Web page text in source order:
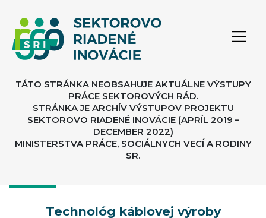
TÁTO STRÁNKA NEOBSAHUJE AKTUÁLNE VÝSTUPY
PRÁCE SEKTOROVÝCH RÁD.
STRÁNKA JE ARCHÍV VÝSTUPOV PROJEKTU
SEKTOROVO RIADENÉ INOVÁCIE (APRÍL 2019 –
DECEMBER 2022)
MINISTERSTVA PRÁCE, SOCIÁLNYCH VECÍ A RODINY
SR.
Technológ káblovej výroby